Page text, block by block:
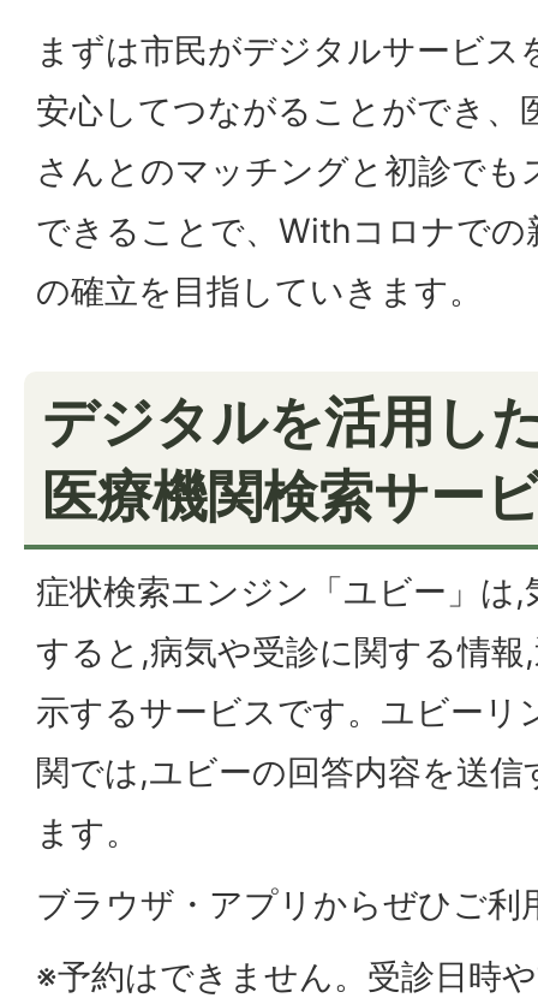
まずは市民がデジタルサービス
安心してつながることができ、
さんとのマッチングと初診でも
できることで、Withコロナで
の確立を目指していきます。
デジタルを活用し
医療機関検索サー
症状検索エンジン「ユビー」は
すると,病気や受診に関する情報
示するサービスです。ユビーリ
関では,ユビーの回答内容を送
ます。
ブラウザ・アプリからぜひご利
※予約はできません。受診日時